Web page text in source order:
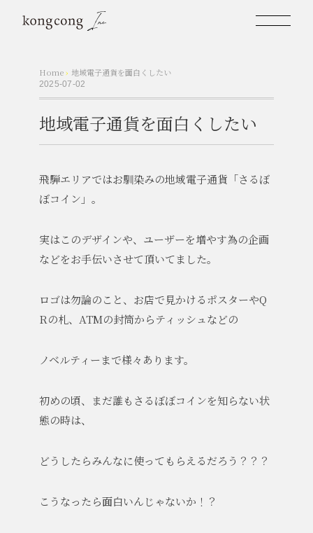
Home› 地域電子通貨を面白くしたい
2025-07-02
地域電子通貨を面白くしたい
飛騨エリアではお馴染みの地域電子通貨「さるぼ
ぼコイン」。
実はこのデザインや、ユーザーを増やす為の企画
などをお手伝いさせて頂いてました。
ロゴは勿論のこと、お店で見かけるポスターやQ
Rの札、ATMの封筒からティッシュなどの
ノベルティーまで様々あります。
初めの頃、まだ誰もさるぼぼコインを知らない状
態の時は、
どうしたらみんなに使ってもらえるだろう？？？
こうなったら面白いんじゃないか！？